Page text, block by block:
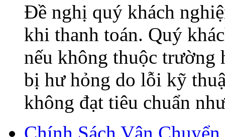
Đề nghị quý khách
khi thanh toán. Quý
nếu không thuộc trường
bị hư hỏng do lỗi kỹ
không đạt tiêu chuẩn
Chính Sách Vận